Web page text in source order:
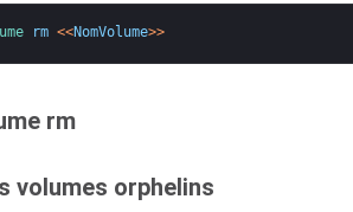
rm <<NomVolume>>
volumes orphelins